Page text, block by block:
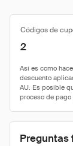
Códigos de
2
Preguntas